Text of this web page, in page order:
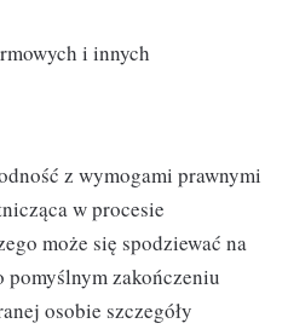
i innych
z wymogami prawnymi
w procesie
może się spodziewać na
pomyślnym zakończeniu
osobie szczegóły